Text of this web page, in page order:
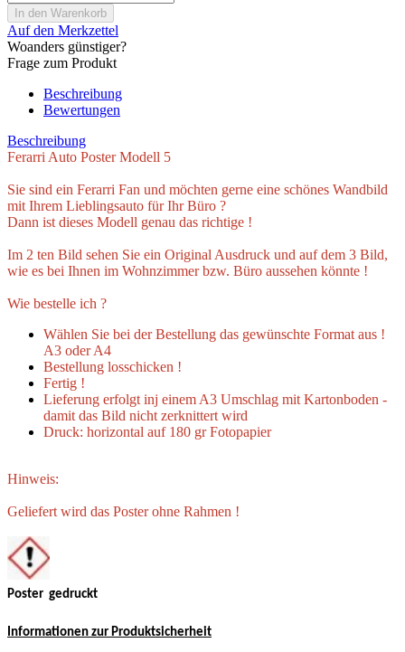
Auf den Merkzettel
Woanders günstiger?
Frage zum Produkt
Beschreibung
Bewertungen
Beschreibung
Ferarri Auto Poster Modell 5
Sie sind ein Ferarri Fan und möchten gerne eine schönes Wandbild
mit Ihrem Lieblingsauto für Ihr Büro ?
Dann ist dieses Modell genau das richtige !
Im 2 ten Bild sehen Sie ein Original Ausdruck und auf dem 3 Bild,
wie es bei Ihnen im Wohnzimmer bzw. Büro aussehen könnte !
Wie bestelle ich ?
Wählen Sie bei der Bestellung das gewünschte Format aus !
A3 oder A4
Bestellung losschicken !
Fertig !
Lieferung erfolgt inj einem A3 Umschlag mit Kartonboden -
damit das Bild nicht zerknittert wird
Druck: horizontal auf 180 gr Fotopapier
Hinweis:
Geliefert wird das Poster ohne Rahmen !
Poster gedruckt
Informationen zur Produktsicherheit